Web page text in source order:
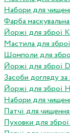
Набори для
Фарба
Йоржі для зброї
Мастила для
Шомполи для
Йоржі для зброї
Засоби догляду
Йоржі для зброї
Набори для
Патчі для
Пуховки для